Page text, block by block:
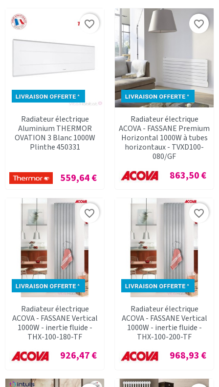
Radiateur électrique
Aluminium THERMOR
OVATION 3 Blanc 1000W
Plinthe 450331
Prix
559,64 €
favorite_border
Radiateur électrique
ACOVA - FASSANE Premium
Horizontal 1000W à tubes
horizontaux - TVXD100-
080/GF
Prix
863,50 €
favorite_border
Radiateur électrique
ACOVA - FASSANE Vertical
1000W - inertie fluide -
THX-100-180-TF
Prix
926,47 €
favorite_border
Radiateur électrique
ACOVA - FASSANE Vertical
1000W - inertie fluide -
THX-100-200-TF
Prix
968,93 €
favorite_border